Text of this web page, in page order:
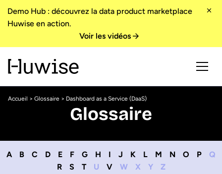
Demo Hub : découvrez la data product marketplace
Huwise en action.
Voir les vidéos
Accueil > Glossaire > Dashboard as a Service (DaaS)
Glossaire
A B C D E F G H I J K L M N O P
Q
R
S T U V W X Y Z